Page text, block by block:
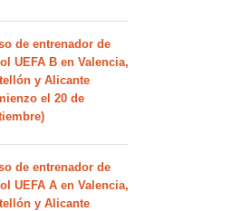
de entrenador de
UEFA B en Valencia,
y Alicante
el 20 de
de entrenador de
UEFA A en Valencia,
y Alicante